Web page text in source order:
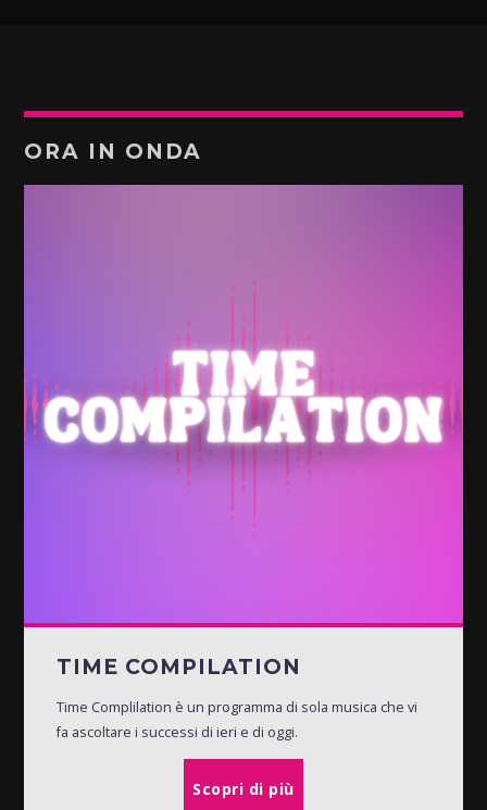
ORA IN ONDA
TIME COMPILATION
Time Complilation è un programma di sola musica che vi
fa ascoltare i successi di ieri e di oggi.
Scopri di più